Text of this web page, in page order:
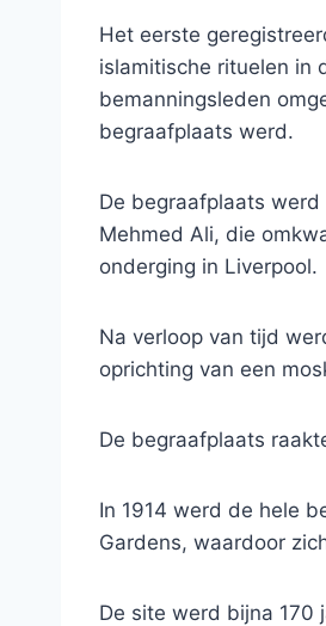
Het eerste
islamitische rituelen in
bemanningsleden
begraafplaats werd.
De begraafplaats
Mehmed Ali, die
onderging in Liverpool.
Na verloop van tijd
oprichting van een
De begraafplaats
In 1914 werd de hele
Gardens, waardoor
De site werd bijna 170